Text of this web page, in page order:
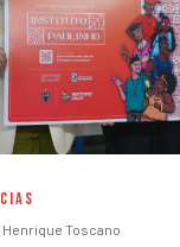
Henrique Toscano